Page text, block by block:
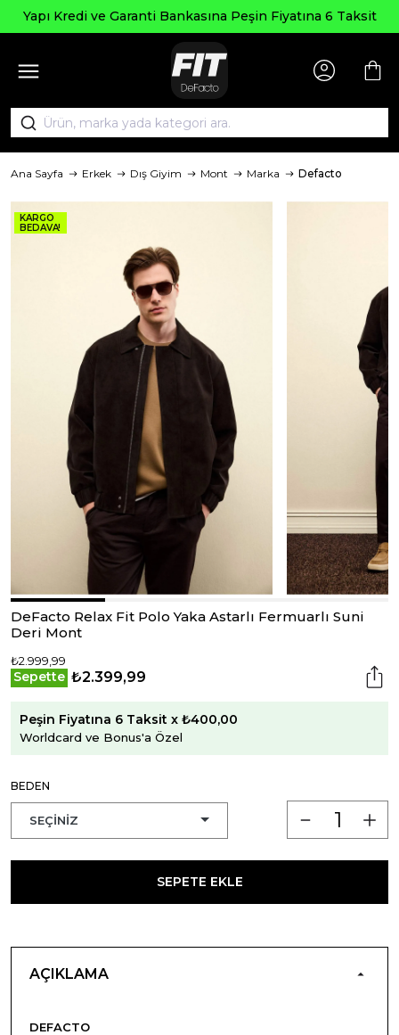
Peşin Fiyatına 6 Taksit
Ana Sayfa Erkek Dış Giyim Mont Marka Defacto
KARGO
BEDAVA!
DeFacto Relax Fit Polo Yaka Astarlı Fermuarlı Suni
Deri Mont
₺2.999,99
Sepette ₺2.399,99
Peşin Fiyatına 6 Taksit x ₺400,00
Worldcard ve Bonus'a Özel
BEDEN
SEPETE EKLE
AÇIKLAMA
DEFACTO